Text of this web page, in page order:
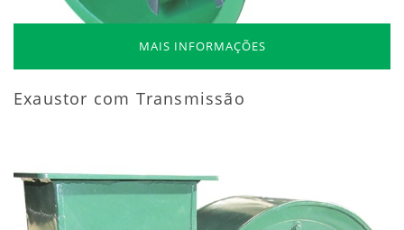
MAIS INFORMAÇÕES
Exaustor com Transmissão